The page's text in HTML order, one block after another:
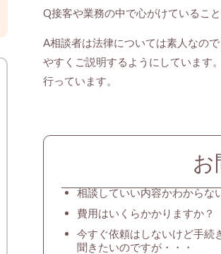
Q接客や業務の中で心がけていること
A相談者は法律については素人なの
やすくご説明するようにしています
行っています。
お
相談していい内容かわからな
費用はいくらかかりますか？
今すぐ依頼はしないけど手続
聞きたいのですが・・・